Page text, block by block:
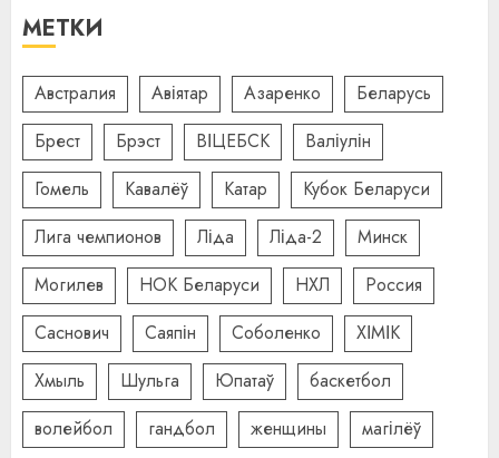
МЕТКИ
Австралия Авіятар Азаренко
Беларусь
Брест
Брэст ВІЦЕБСК
Валіулін
Гомель
Кавалёў Катар
Кубок Беларуси
Лига чемпионов
Ліда Ліда-2
Минск
Могилев
НОК Беларуси НХЛ
Россия
Саснович
Саяпін Соболенко
ХІМІК
Хмыль
Шульга Юпатаў
баскетбол
волейбол
гандбол женщины
магілёў